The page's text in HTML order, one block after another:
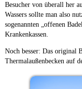
Besucher von überall her
Wassers sollte man also
sogenannten „offenen
Krankenkassen.
Noch besser: Das original
Thermalaußenbecken auf